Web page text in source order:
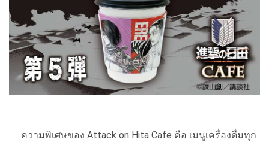
ความพิเศษของ Attack on Hita Cafe คือ เมนูเครื่องดื่มทุก